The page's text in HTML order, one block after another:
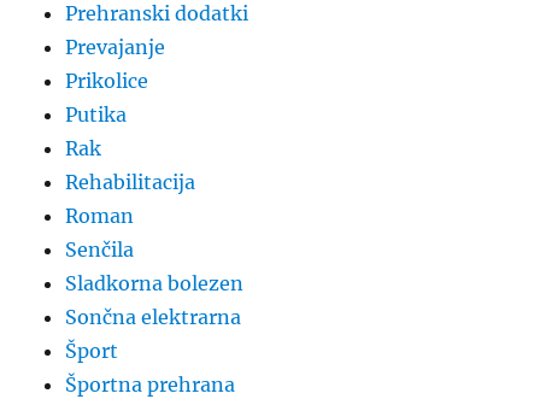
Prehranski dodatki
Prevajanje
Prikolice
Putika
Rak
Rehabilitacija
Roman
Senčila
Sladkorna bolezen
Sončna elektrarna
Šport
Športna prehrana